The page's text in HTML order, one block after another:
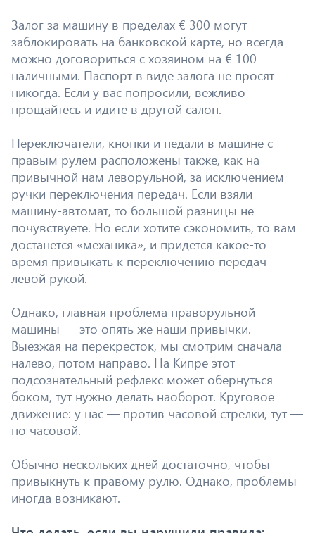
Залог за машину в пределах € 300 могут
заблокировать на банковской карте, но всегда
можно договориться с хозяином на € 100
наличными. Паспорт в виде залога не просят
никогда. Если у вас попросили, вежливо
прощайтесь и идите в другой салон.
Переключатели, кнопки и педали в машине с
правым рулем расположены также, как на
привычной нам леворульной, за исключением
ручки переключения передач. Если взяли
машину-автомат, то большой разницы не
почувствуете. Но если хотите сэкономить, то вам
достанется «механика», и придется какое-то
время привыкать к переключению передач
левой рукой.
Однако, главная проблема праворульной
машины — это опять же наши привычки.
Выезжая на перекресток, мы смотрим сначала
налево, потом направо. На Кипре этот
подсознательный рефлекс может обернуться
боком, тут нужно делать наоборот. Круговое
движение: у нас — против часовой стрелки, тут —
по часовой.
Обычно нескольких дней достаточно, чтобы
привыкнуть к правому рулю. Однако, проблемы
иногда возникают.